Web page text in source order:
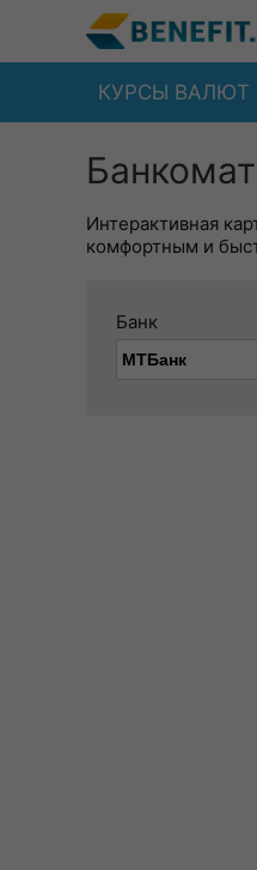
КУРСЫ ВАЛЮТ
Интерактивная
комфортным и
Банк